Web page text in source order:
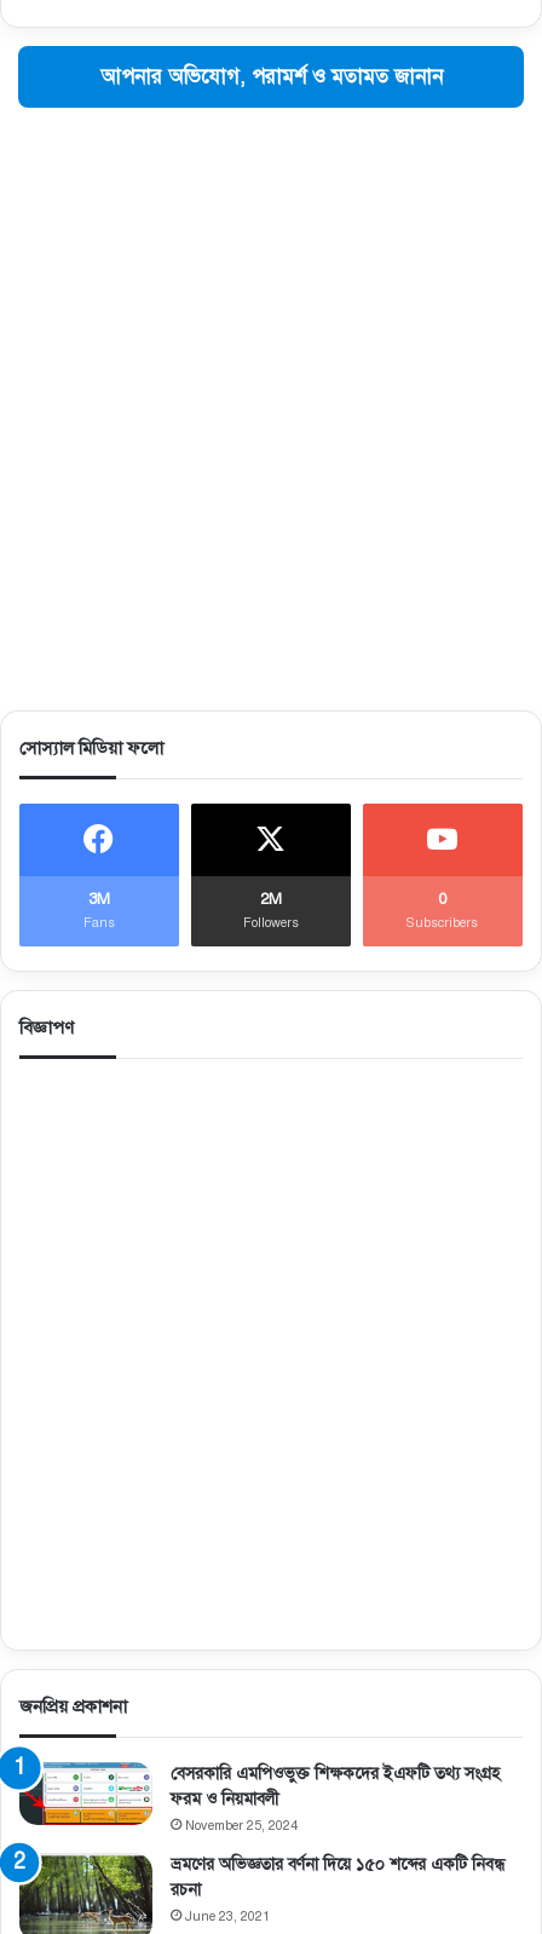
আপনার অভিযোগ, পরামর্শ ও মতামত জানান
সোস্যাল মিডিয়া ফলো
3M
Fans
2M
Followers
0
Subscribers
বিজ্ঞাপণ
জনপ্রিয় প্রকাশনা
বেসরকারি এমপিওভুক্ত শিক্ষকদের ইএফটি তথ্য সংগ্রহ
ফরম ও নিয়মাবলী
November 25, 2024
ভ্রমণের অভিজ্ঞতার বর্ণনা দিয়ে ১৫০ শব্দের একটি নিবন্ধ
রচনা
June 23, 2021